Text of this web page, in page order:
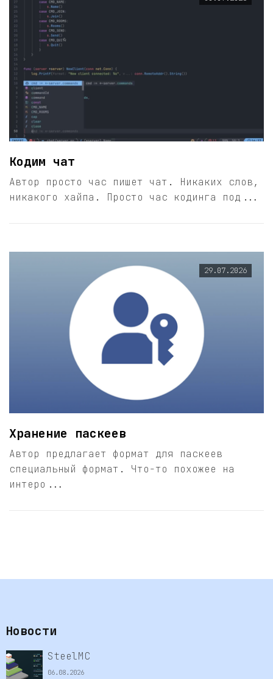
Кодим чат
Автор просто час пишет чат. Никаких слов,
никакого хайпа. Просто час кодинга под...
29.07.2026
Хранение паскеев
Автор предлагает формат для паскеев
специальный формат. Что-то похожее на
интеро...
Новости
SteelMC
06.08.2026